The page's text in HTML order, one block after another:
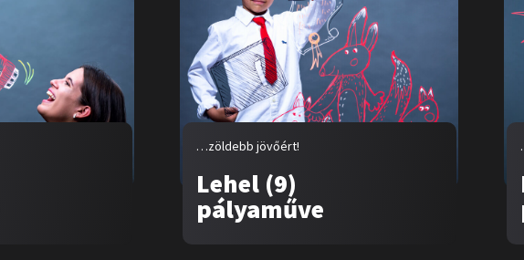
…zöldebb jövőért!
Lehel (9)
pályaműve